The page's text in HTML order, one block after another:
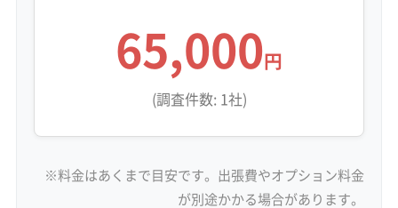
65,000円
(調査件数: 1社)
※料金はあくまで目安です。出張費やオプション料金
が別途かかる場合があります。